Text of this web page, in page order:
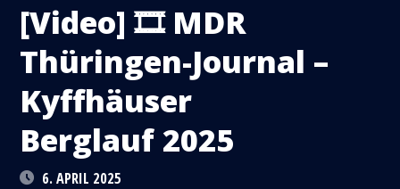
[Video] 🎞 MDR
Thüringen-Journal –
Kyffhäuser
Berglauf 2025
6. APRIL 2025